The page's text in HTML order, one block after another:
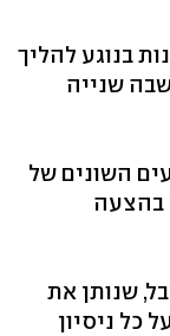
בנוגע להליך
שנייה
השונים של
בהצעה
שנותן את
כל ניסיון